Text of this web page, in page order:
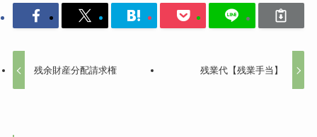
残余財産分配請求権 残業代【残業手当】